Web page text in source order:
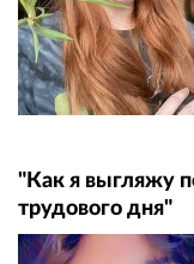
"Как я выгляжу
трудового дня"